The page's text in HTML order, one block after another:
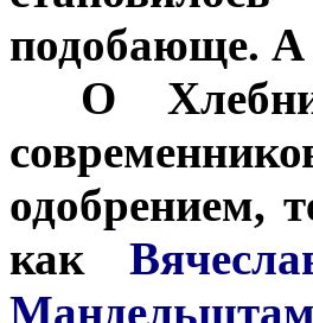
подобающе. А
О
одобрением,
как
Мандельштам